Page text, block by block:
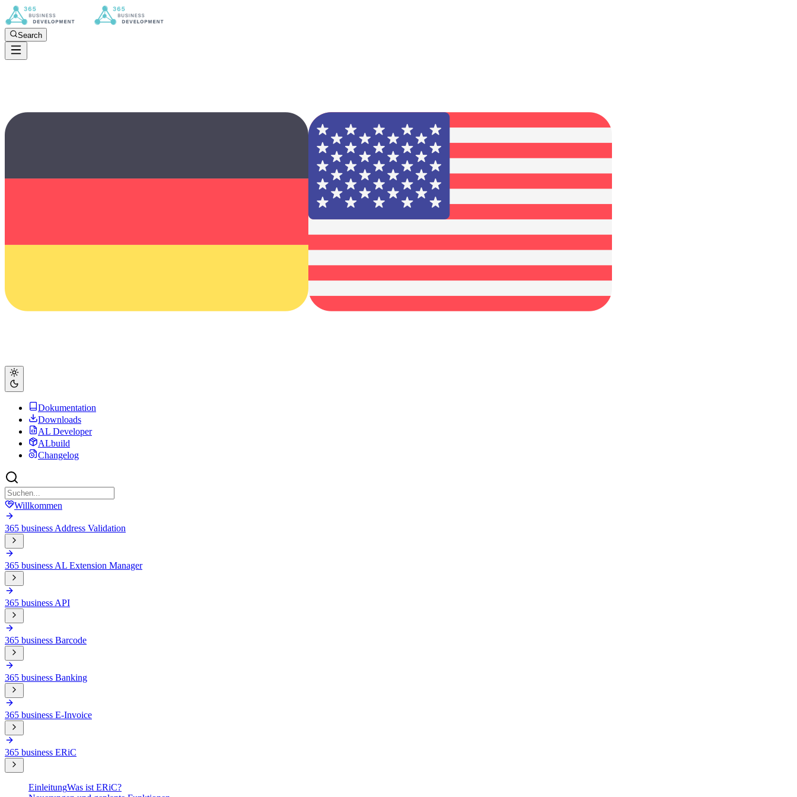
Search
Dokumentation
Downloads
AL Developer
ALbuild
Changelog
Willkommen
365 business Address Validation
365 business AL Extension Manager
365 business API
365 business Barcode
365 business Banking
365 business E-Invoice
365 business ERiC
EinleitungWas ist ERiC?